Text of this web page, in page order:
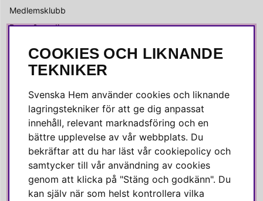
Medlemsklubb
Press & media
SOCIALA MEDIER
Instagram
Linkedin
Pinterest
SVENSKA HEM
COOKIES OCH LIKNANDE
TEKNIKER
Svenska Hem använder cookies och liknande
lagringstekniker för att ge dig anpassat
innehåll, relevant marknadsföring och en
bättre upplevelse av vår webbplats. Du
bekräftar att du har läst vår cookiepolicy och
samtycker till vår användning av cookies
genom att klicka på "Stäng och godkänn". Du
kan själv när som helst kontrollera vilka